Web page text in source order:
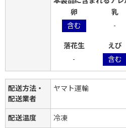
卵
乳
含む
-
落花生 えび
-
含む
配送方法・
配送業者
ヤマト運輸
配送温度 冷凍